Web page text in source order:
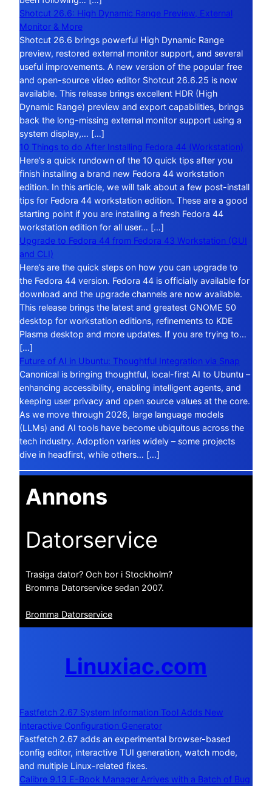
Shotcut 26.6: High Dynamic Range Preview, External
Monitor & More
Shotcut 26.6 brings powerful High Dynamic Range
preview, restored external monitor support, and several
useful improvements. A new version of the popular free
and open-source video editor Shotcut 26.6.25 is now
available. This release brings excellent HDR (High
Dynamic Range) preview and export capabilities, brings
back the long-missing external monitor support using a
system display,… […]
10 Things to do After Installing Fedora 44 (Workstation)
Here’s a quick rundown of the 10 quick tips after you
finish installing a brand new Fedora 44 workstation
edition. In this article, we will talk about a few post-install
tips for Fedora 44 workstation edition. These are a good
starting point if you are installing a fresh Fedora 44
workstation edition for all user… […]
Upgrade to Fedora 44 from Fedora 43 Workstation (GUI
and CLI)
Here’s are the quick steps on how you can upgrade to
the Fedora 44 version. Fedora 44 is officially available for
download and the upgrade channels are now available.
This release brings the latest and greatest GNOME 50
desktop for workstation editions, refinements to KDE
Plasma desktop and more updates. If you are trying to…
[…]
Future of AI in Ubuntu: Thoughtful Integration via Snap
Canonical is bringing thoughtful, local-first AI to Ubuntu –
enhancing accessibility, enabling intelligent agents, and
keeping user privacy and open source values at the core.
As we move through 2026, large language models
(LLMs) and AI tools have become ubiquitous across the
tech industry. Adoption varies widely – some projects
dive in headfirst, while others… […]
Annons
Datorservice
Trasiga dator? Och bor i Stockholm?
Bromma Datorservice sedan 2007.
Bromma Datorservice
Linuxiac.com
Fastfetch 2.67 System Information Tool Adds New
Interactive Configuration Generator
Fastfetch 2.67 adds an experimental browser-based
config editor, interactive TUI generation, watch mode,
and multiple Linux-related fixes.
Calibre 9.13 E-Book Manager Arrives with a Batch of Bug